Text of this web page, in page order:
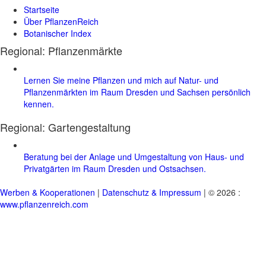
Startseite
Über PflanzenReich
Botanischer Index
Regional: Pflanzenmärkte
Lernen Sie meine Pflanzen und mich auf Natur- und
Pflanzenmärkten im Raum Dresden und Sachsen persönlich
kennen.
Regional: Gartengestaltung
Beratung bei der Anlage und Umgestaltung von Haus- und
Privatgärten im Raum Dresden und Ostsachsen.
Werben & Kooperationen | Datenschutz & Impressum | © 2026 :
www.pflanzenreich.com